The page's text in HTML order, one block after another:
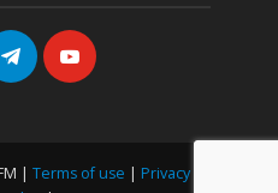
| Terms of use | Privacy